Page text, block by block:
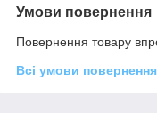
Умови повернення
Повернення товару
Всі умови повернення